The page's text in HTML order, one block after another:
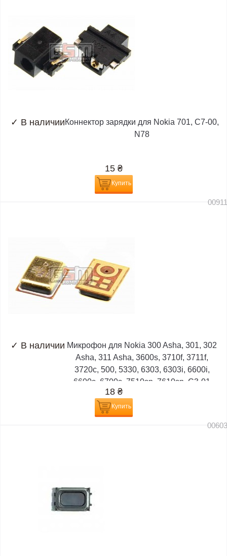
✓ В наличииКоннектор зарядки для Nokia 701, C7-00,
N78
15 ₴
Купить
✓ В наличии Микрофон для Nokia 300 Asha, 301, 302
Asha, 311 Asha, 3600s, 3710f, 3711f,
3720c, 500, 5330, 6303, 6303i, 6600i,
6600s, 6700s, 7510sn, 7610sn, C3-01
18 ₴
Купить